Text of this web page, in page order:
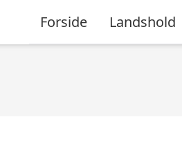
Forside Landshold